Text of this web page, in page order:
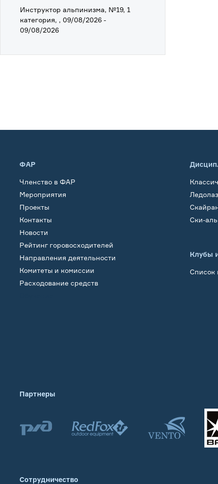
Инструктор альпинизма, №19, 1
категория, , 09/08/2026 -
09/08/2026
ФАР
Членство в ФАР
Мероприятия
Проекты
Контакты
Новости
Рейтинг горовосходителей
Направления деятельности
Комитеты и комиссии
Расходование средств
Ски-
Клубы
Список
Партнеры
Сотрудничество